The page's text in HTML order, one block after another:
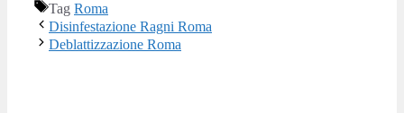
Tag Roma
Disinfestazione Ragni Roma
Deblattizzazione Roma